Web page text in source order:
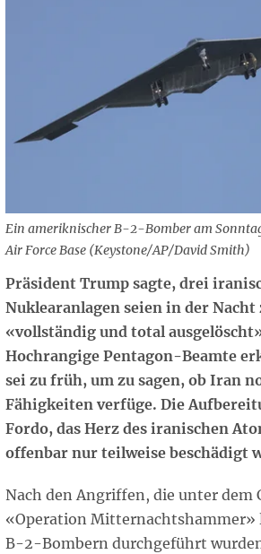
Ein ameriknischer B-2-Bomber am
Air Force Base (Keystone/AP/David Smith)
Präsident Trump sagte, drei
Nuklearanlagen seien in der Nacht
«vollständig und total
Hochrangige Pentagon-Beamte
sei zu früh, um zu sagen, ob Iran
Fähigkeiten verfüge. Die
Fordo, das Herz des iranischen
offenbar nur teilweise beschädigt
Nach den Angriffen, die unter dem
«Operation Mitternachtshammer»
B-2-Bombern durchgeführt